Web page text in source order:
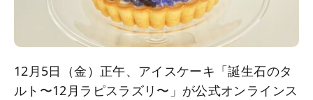
12月5日（金）正午、アイスケーキ「誕生石のタ
ルト〜12月ラピスラズリ〜」が公式オンラインス